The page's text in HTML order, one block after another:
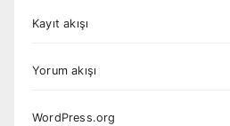
Kayıt akışı
Yorum akışı
WordPress.org